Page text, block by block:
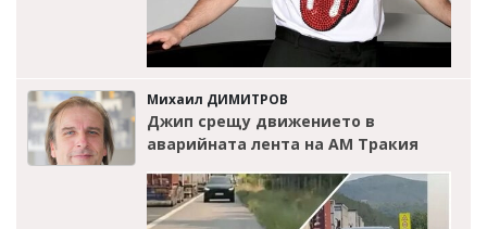
Михаил ДИМИТРОВ
Джип срещу движението в
аварийната лента на АМ Тракия